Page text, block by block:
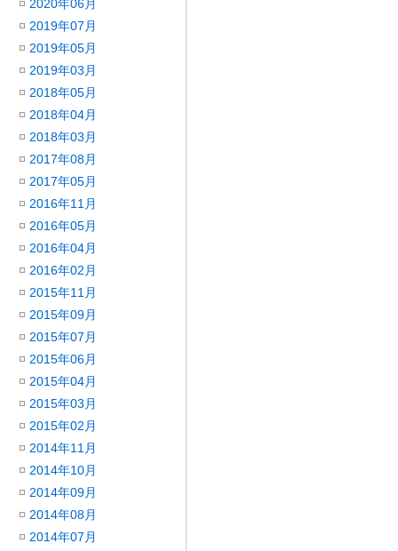
2020年06月
2019年07月
2019年05月
2019年03月
2018年05月
2018年04月
2018年03月
2017年08月
2017年05月
2016年11月
2016年05月
2016年04月
2016年02月
2015年11月
2015年09月
2015年07月
2015年06月
2015年04月
2015年03月
2015年02月
2014年11月
2014年10月
2014年09月
2014年08月
2014年07月